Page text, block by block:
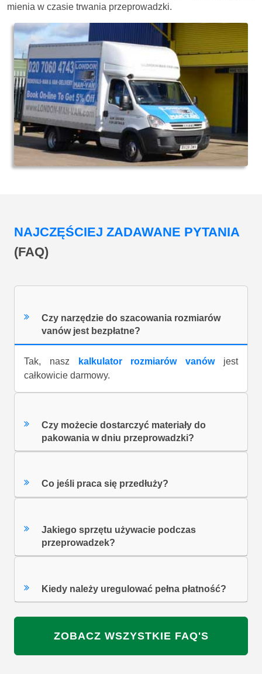
mienia w czasie trwania przeprowadzki.
NAJCZĘŚCIEJ ZADAWANE PYTANIA
(FAQ)
Czy narzędzie do szacowania rozmiarów
vanów jest bezpłatne?
Tak, nasz kalkulator rozmiarów vanówjest
całkowicie darmowy.
Czy możecie dostarczyć materiały do
pakowania w dniu przeprowadzki?
Co jeśli praca się przedłuży?
Jakiego sprzętu używacie podczas
przeprowadzek?
Kiedy należy uregulować pełna płatność?
ZOBACZ WSZYSTKIE FAQ'S